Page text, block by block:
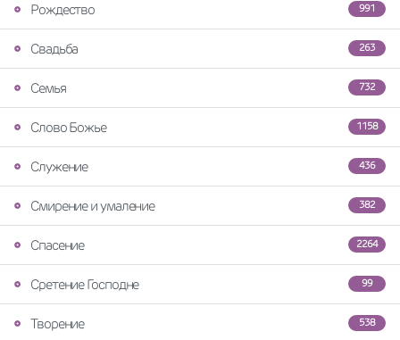
991
Рождество
263
Свадьба
732
Семья
1158
Слово Божье
436
Служение
382
Смирение и умаление
2264
Спасение
99
Сретение Господне
538
Творение